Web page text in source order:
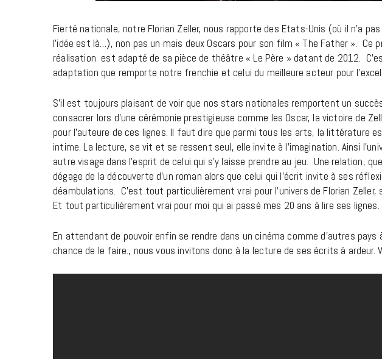
Fierté nationale, notre Florian Zeller, nous rapporte des Etats-Unis (où il n’a
l’idée est là…), non pas un mais deux Oscars pour son film « The Father ». Ce
réalisation est adapté de sa pièce de théâtre « Le Père » datant de 2012.
adaptation que remporte notre frenchie et celui du meilleure acteur pour
S’il est toujours plaisant de voir que nos stars nationales remportent un
consacrer lors d’une cérémonie prestigieuse comme les Oscar, la victoire de
pour l’auteure de ces lignes. Il faut dire que parmi tous les arts, la littérature
intime. La lecture, se vit et se ressent seul, elle invite à l’imagination. Ainsi
autre visage dans l’esprit de celui qui s’y laisse prendre au jeu. Une relation,
dégage de la découverte d’un roman alors que celui qui l’écrit invite à ses
déambulations. C’est tout particulièrement vrai pour l’univers de Florian
Et tout particulièrement vrai pour moi qui ai passé mes 20 ans à lire ses lignes.
En attendant de pouvoir enfin se rendre dans un cinéma comme d’autres pays
chance de le faire., nous vous invitons donc à la lecture de ses écrits à ardeur.